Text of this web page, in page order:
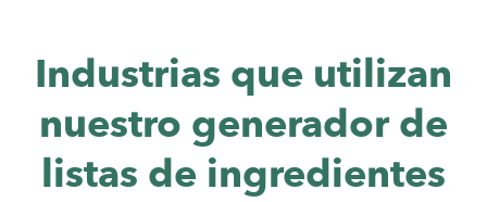
Industrias que utilizan
nuestro generador de
listas de ingredientes